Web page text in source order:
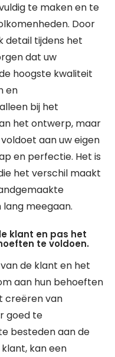
te maken en te
Door
detail tijdens het
dat uw
hoogste kwaliteit
en
bij het
het ontwerp, maar
aan uw eigen
en perfectie. Het is
het verschil maakt
meegaan.
klant en pas het
te voldoen.
de klant en het
aan hun behoeften
creëren van
goed te
besteden aan de
kan een